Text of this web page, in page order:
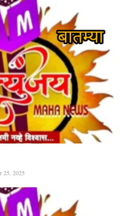
25, 2025